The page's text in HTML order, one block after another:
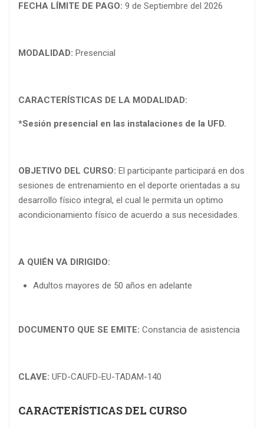
FECHA LÍMITE DE PAGO: 9 de Septiembre del 2026
MODALIDAD: Presencial
CARACTERÍSTICAS DE LA MODALIDAD:
*Sesión presencial en las instalaciones de la UFD.
OBJETIVO DEL CURSO: El participante participará en dos
sesiones de entrenamiento en el deporte orientadas a su
desarrollo físico integral, el cual le permita un optimo
acondicionamiento físico de acuerdo a sus necesidades.
A QUIÉN VA DIRIGIDO:
Adultos mayores de 50 años en adelante
DOCUMENTO QUE SE EMITE: Constancia de asistencia
CLAVE: UFD-CAUFD-EU-TADAM-140
CARACTERÍSTICAS DEL CURSO